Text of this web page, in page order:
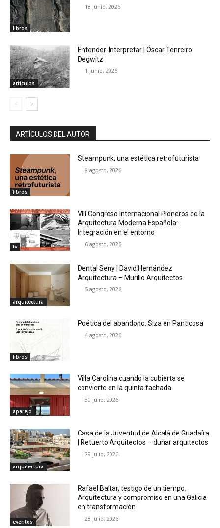
libros
18 junio, 2026
artículos
Entender-Interpretar | Óscar Tenreiro
Degwitz
1 junio, 2026
ARTÍCULOS DEL AUTOR
libros
Steampunk, una estética retrofuturista
8 agosto, 2026
tv
VIII Congreso Internacional Pioneros de la
Arquitectura Moderna Española:
Integración en el entorno
6 agosto, 2026
arquitectura
Dental Seny | David Hernández
Arquitectura – Murillo Arquitectos
5 agosto, 2026
libros
Poética del abandono. Siza en Panticosa
4 agosto, 2026
aparejo
Villa Carolina cuando la cubierta se
convierte en la quinta fachada
30 julio, 2026
arquitectura
Casa de la Juventud de Alcalá de Guadaíra
| Retuerto Arquitectos – dunar arquitectos
29 julio, 2026
eventos
Rafael Baltar, testigo de un tiempo.
Arquitectura y compromiso en una Galicia
en transformación
28 julio, 2026